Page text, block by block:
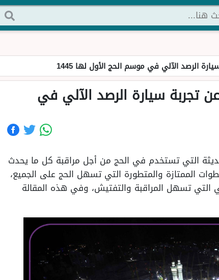
الرصد الآلي في موسم الحج الأول لها 1445
تجربة سيارة الرصد الآلي في
التي تستخدم في الحج من أجل مراقبة كل ما يحدث
الممتازة والمتطورة التي تسهل الحج على الجميع،
التي تسهل المراقبة والتفتيش، وفي هذه المقالة